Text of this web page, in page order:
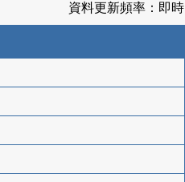
資料更新頻率：即時